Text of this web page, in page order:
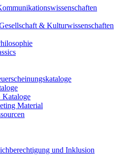
& Kulturwissenschaften
Kataloge
Material
und Inklusion